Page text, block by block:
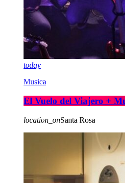
today
Musica
El Vuelo del Viajero +
location_onSanta Rosa